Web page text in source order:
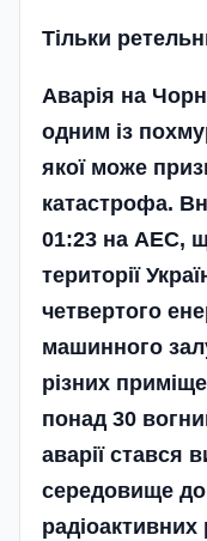
Тільки
Аварія на
одним із
якої може
катастрофа.
01:23 на АЕС,
території
четвертого
машинного
різних
понад 30
аварії стався
середовище до
радіоактивних